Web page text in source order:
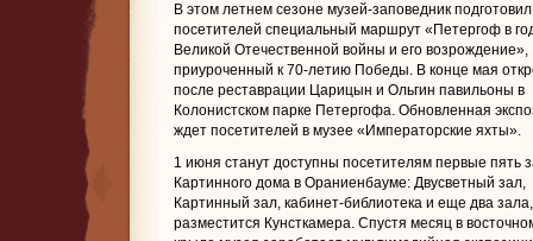
В этом летнем сезоне музей-заповедник
посетителей специальный маршрут «Петергоф в
Великой Отечественной войны и его возрождение»,
приуроченный к 70-летию Победы. В конце мая
после реставрации Царицын и Ольгин павильоны в
Колонистском парке Петергофа. Обновленная
ждет посетителей в музее «Императорские яхты».
1 июня станут доступны посетителям первые пять
Картинного дома в Ораниенбауме: Двусветный зал,
Картинный зал, кабинет-библиотека и еще два зала,
разместится Кунсткамера. Спустя месяц в